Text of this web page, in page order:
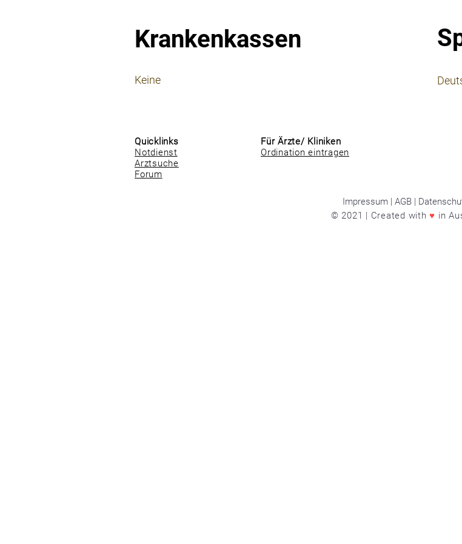
Krankenkassen
Keine
Quicklinks
Notdienst
Arztsuche
Forum
Für Ärzte/ Kliniken
Ordination eintragen
Impressum | AGB |
© 2021 | Created with♥ in